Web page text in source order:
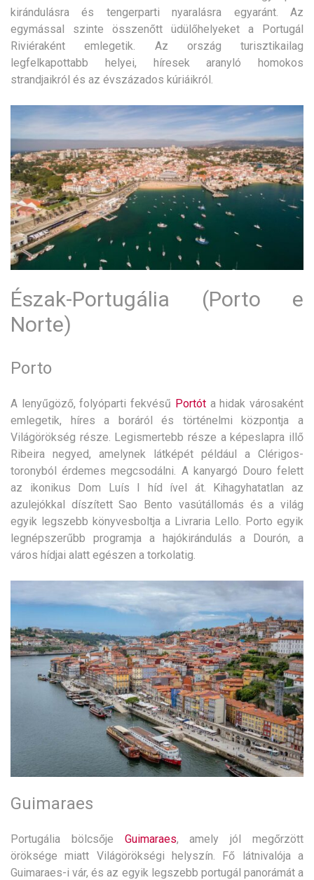
kirándulásra és tengerparti nyaralásra egyaránt. Az
egymással szinte összenőtt üdülőhelyeket a Portugál
Riviéraként emlegetik. Az ország turisztikailag
legfelkapottabb helyei, híresek aranyló homokos
strandjaikról és az évszázados kúriáikról.
Észak-Portugália (Porto e
Norte)
Porto
A lenyűgöző, folyóparti fekvésű Portóta hidak városaként
emlegetik, híres a boráról és történelmi központja a
Világörökség része. Legismertebb része a képeslapra illő
Ribeira negyed, amelynek látképét például a Clérigos-
toronyból érdemes megcsodálni. A kanyargó Douro felett
az ikonikus Dom Luís I híd ível át. Kihagyhatatlan az
azulejókkal díszített Sao Bento vasútállomás és a világ
egyik legszebb könyvesboltja a Livraria Lello. Porto egyik
legnépszerűbb programja a hajókirándulás a Dourón, a
város hídjai alatt egészen a torkolatig.
Guimaraes
Portugália bölcsője Guimaraes, amely jól megőrzött
öröksége miatt Világörökségi helyszín. Fő látnivalója a
Guimaraes-i vár, és az egyik legszebb portugál panorámát a